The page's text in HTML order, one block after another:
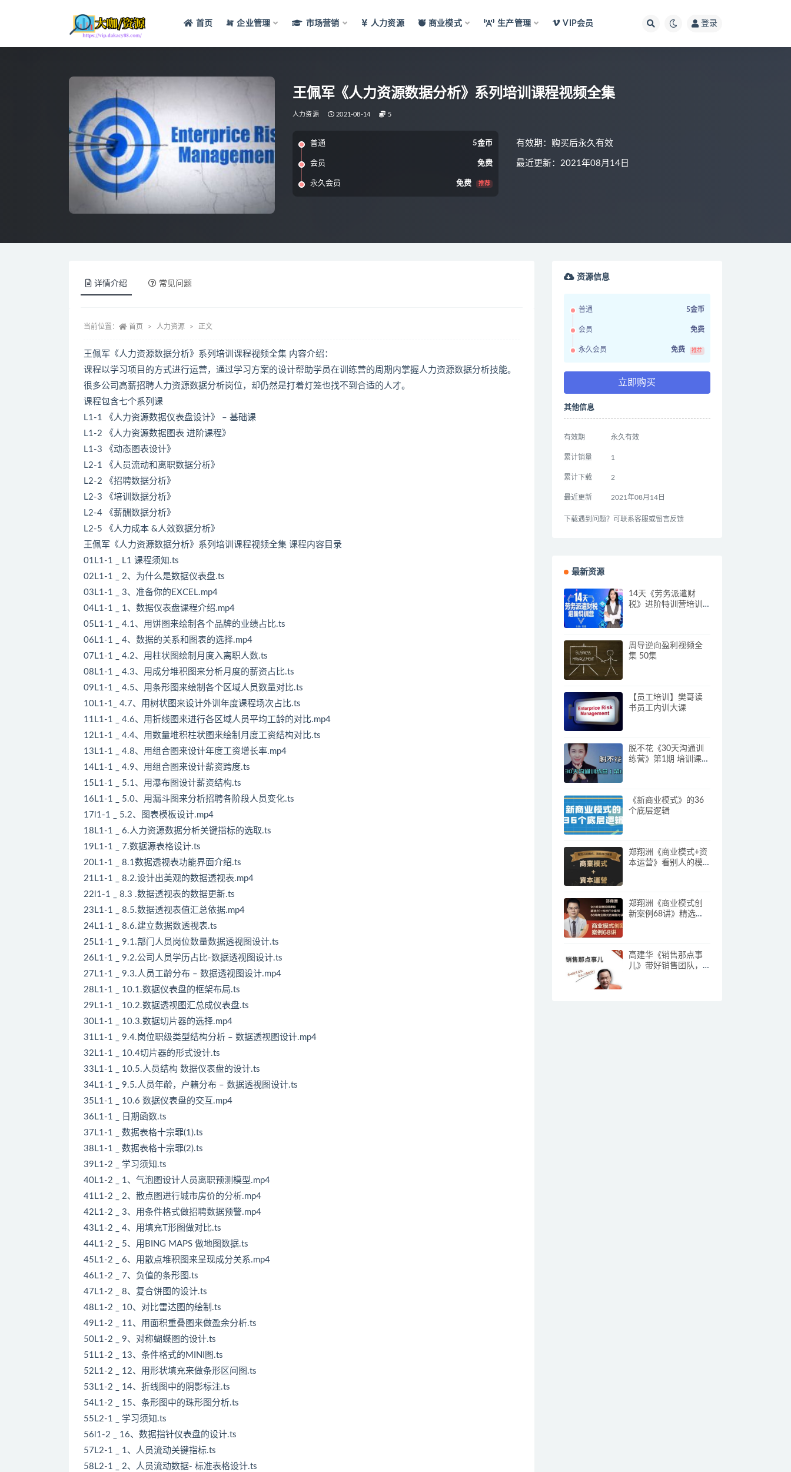
首页 企业管理 市场营销 人力资源 商业模式 生产管理 VIP会员 登录
王佩军《人力资源数据分析》系列培训课程视频全集
人力资源 2021-08-14 5
普通 5金币
会员 免费
永久会员 免费 推荐
有效期：购买后永久有效
最近更新：2021年08月14日
详情介绍 常见问题
当前位置： 首页 人力资源 正文
王佩军《人力资源数据分析》系列培训课程视频全集 内容介绍：
课程以学习项目的方式进行运营，通过学习方案的设计帮助学员在训练营的周期内掌握人力资源数据分析技能。
很多公司高薪招聘人力资源数据分析岗位，却仍然是打着灯笼也找不到合适的人才。
课程包含七个系列课
L1-1 《人力资源数据仪表盘设计》 – 基础课
L1-2 《人力资源数据图表 进阶课程》
L1-3 《动态图表设计》
L2-1 《人员流动和离职数据分析》
L2-2 《招聘数据分析》
L2-3 《培训数据分析》
L2-4 《薪酬数据分析》
L2-5 《人力成本 &人效数据分析》
王佩军《人力资源数据分析》系列培训课程视频全集 课程内容目录
01L1-1 _ L1 课程须知.ts
02L1-1 _ 2、为什么是数据仪表盘.ts
03L1-1 _ 3、准备你的EXCEL.mp4
04L1-1 _ 1、数据仪表盘课程介绍.mp4
05L1-1 _ 4.1、用饼图来绘制各个品牌的业绩占比.ts
06L1-1 _ 4、数据的关系和图表的选择.mp4
07L1-1 _ 4.2、用柱状图绘制月度入离职人数.ts
08L1-1 _ 4.3、用成分堆积图来分析月度的薪资占比.ts
09L1-1 _ 4.5、用条形图来绘制各个区域人员数量对比.ts
10L1-1_ 4.7、用树状图来设计外训年度课程场次占比.ts
11L1-1 _ 4.6、用折线图来进行各区域人员平均工龄的对比.mp4
12L1-1 _ 4.4、用数量堆积柱状图来绘制月度工资结构对比.ts
13L1-1 _ 4.8、用组合图来设计年度工资增长率.mp4
14L1-1 _ 4.9、用组合图来设计薪资跨度.ts
15L1-1 _ 5.1、用瀑布图设计薪资结构.ts
16L1-1 _ 5.0、用漏斗图来分析招聘各阶段人员变化.ts
17l1-1 _ 5.2、图表模板设计.mp4
18L1-1 _ 6.人力资源数据分析关键指标的选取.ts
19L1-1 _ 7.数据源表格设计.ts
20L1-1 _ 8.1数据透视表功能界面介绍.ts
21L1-1 _ 8.2.设计出美观的数据透视表.mp4
22l1-1 _ 8.3 .数据透视表的数据更新.ts
23L1-1 _ 8.5.数据透视表值汇总依据.mp4
24L1-1 _ 8.6.建立数据数透视表.ts
25L1-1 _ 9.1.部门人员岗位数量数据透视图设计.ts
26L1-1 _ 9.2.公司人员学历占比-数据透视图设计.ts
27L1-1 _ 9.3.人员工龄分布 – 数据透视图设计.mp4
28L1-1 _ 10.1.数据仪表盘的框架布局.ts
29L1-1 _ 10.2.数据透视图汇总成仪表盘.ts
30L1-1 _ 10.3.数据切片器的选择.mp4
31L1-1 _ 9.4.岗位职级类型结构分析 – 数据透视图设计.mp4
32L1-1 _ 10.4切片器的形式设计.ts
33L1-1 _ 10.5.人员结构 数据仪表盘的设计.ts
34L1-1 _ 9.5.人员年龄，户籍分布 – 数据透视图设计.ts
35L1-1 _ 10.6 数据仪表盘的交互.mp4
36L1-1 _ 日期函数.ts
37L1-1 _ 数据表格十宗罪(1).ts
38L1-1 _ 数据表格十宗罪(2).ts
39L1-2 _ 学习须知.ts
40L1-2 _ 1、气泡图设计人员离职预测模型.mp4
41L1-2 _ 2、散点图进行城市房价的分析.mp4
42L1-2 _ 3、用条件格式做招聘数据预警.mp4
43L1-2 _ 4、用填充T形图做对比.ts
44L1-2 _ 5、用BING MAPS 做地图数据.ts
45L1-2 _ 6、用散点堆积图来呈现成分关系.mp4
46L1-2 _ 7、负值的条形图.ts
47L1-2 _ 8、复合饼图的设计.ts
48L1-2 _ 10、对比雷达图的绘制.ts
49L1-2 _ 11、用面积重叠图来做盈余分析.ts
50L1-2 _ 9、对称蝴蝶图的设计.ts
51L1-2 _ 13、条件格式的MINI图.ts
52L1-2 _ 12、用形状填充来做条形区间图.ts
53L1-2 _ 14、折线图中的阴影标注.ts
54L1-2 _ 15、条形图中的珠形图分析.ts
55L2-1 _ 学习须知.ts
56l1-2 _ 16、数据指针仪表盘的设计.ts
57L2-1 _ 1、人员流动关键指标.ts
58L2-1 _ 2、人员流动数据- 标准表格设计.ts
资源信息
普通 5金币
会员 免费
永久会员 免费 推荐
立即购买
其他信息
有效期 永久有效
累计销量 1
累计下载 2
最近更新 2021年08月14日
下载遇到问题？可联系客服或留言反馈
最新资源
14天《劳务派遣财
税》进阶特训营培训
周导逆向盈利视频全
集 50集
【员工培训】樊哥读
书员工内训大课
脱不花《30天沟通训
练营》第1期 培训课程
《新商业模式》的36
个底层逻辑
郑翔洲《商业模式+资
本运营》看别人的模
郑翔洲《商业模式创
新案例68讲》精选
高建华《销售那点事
儿》带好销售团队，